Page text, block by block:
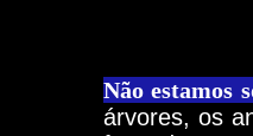
Não estamos
árvores, os